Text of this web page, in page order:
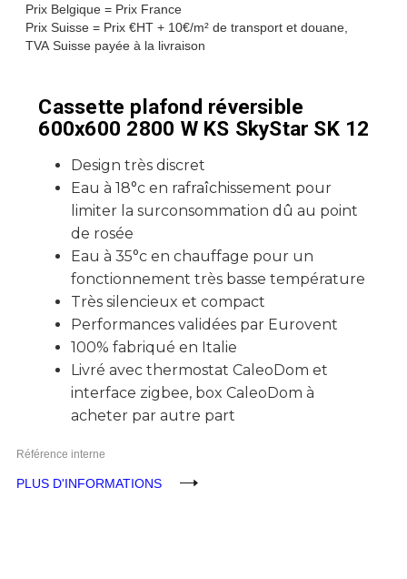
Prix Belgique = Prix France
Prix Suisse = Prix €HT + 10€/m² de transport et douane,
TVA Suisse payée à la livraison
Cassette plafond réversible
600x600 2800 W KS SkyStar SK 12
Design très discret
Eau à 18°c en rafraîchissement pour
limiter la surconsommation dû au point
de rosée
Eau à 35°c en chauffage pour un
fonctionnement très basse température
Très silencieux et compact
Performances validées par Eurovent
100% fabriqué en Italie
Livré avec thermostat CaleoDom et
interface zigbee, box CaleoDom à
acheter par autre part
Référence interne
PLUS D'INFORMATIONS